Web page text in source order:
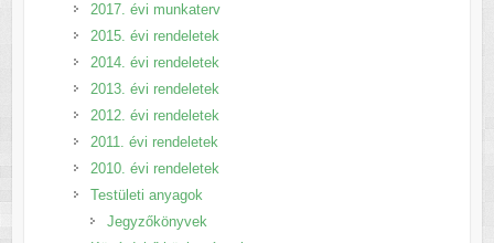
2017. évi munkaterv
2015. évi rendeletek
2014. évi rendeletek
2013. évi rendeletek
2012. évi rendeletek
2011. évi rendeletek
2010. évi rendeletek
Testületi anyagok
Jegyzőkönyvek